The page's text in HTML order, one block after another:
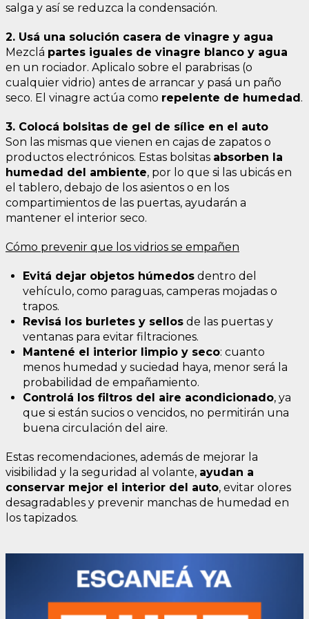
salga y así se reduzca la condensación.
2. Usá una solución casera de vinagre y agua
Mezclá partes iguales de vinagre blanco y agua
en un rociador. Aplicalo sobre el parabrisas (o
cualquier vidrio) antes de arrancar y pasá un paño
seco. El vinagre actúa como repelente de humedad.
3. Colocá bolsitas de gel de sílice en el auto
Son las mismas que vienen en cajas de zapatos o
productos electrónicos. Estas bolsitas absorben la
humedad del ambiente, por lo que si las ubicás en
el tablero, debajo de los asientos o en los
compartimientos de las puertas, ayudarán a
mantener el interior seco.
Cómo prevenir que los vidrios se empañen
Evitá dejar objetos húmedos dentro del
vehículo, como paraguas, camperas mojadas o
trapos.
Revisá los burletes y sellos de las puertas y
ventanas para evitar filtraciones.
Mantené el interior limpio y seco: cuanto
menos humedad y suciedad haya, menor será la
probabilidad de empañamiento.
Controlá los filtros del aire acondicionado, ya
que si están sucios o vencidos, no permitirán una
buena circulación del aire.
Estas recomendaciones, además de mejorar la
visibilidad y la seguridad al volante, ayudan a
conservar mejor el interior del auto, evitar olores
desagradables y prevenir manchas de humedad en
los tapizados.